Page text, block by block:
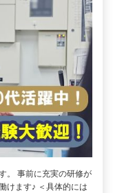
。 事前に充実の研修が
けます♪ ＜具体的には